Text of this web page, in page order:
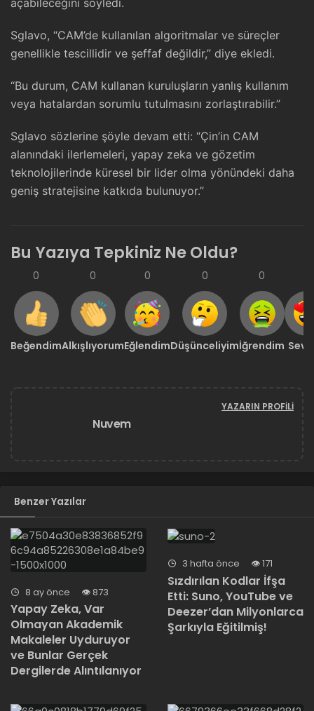
açabileceğini söyledi.
Sglavo, “CAM’de kullanılan algoritmalar ve süreçler
genellikle tescillidir ve şeffaf değildir,” diye ekledi.
“Bu durum, CAM kullanan kuruluşların yanlış kullanım
veya hatalardan sorumlu tutulmasını zorlaştırabilir.”
Sglavo sözlerine şöyle devam etti: “Çin’in CAM
alanındaki ilerlemeleri, yapay zeka ve gözetim
teknolojilerinde küresel bir lider olma yönündeki daha
geniş stratejisine katkıda bulunuyor.”
Bu Yazıya Tepkiniz Ne Oldu?
0
Beğendim
0
Alkışlıyorum
0
Eğlendim
0
Düşünceliyim
0
İğrendim
Nuvem
YAZARIN PROFILI
Benzer Yazılar
8 ay önce 873
Yapay Zeka, Var
Olmayan Akademik
Makaleler Uyduruyor
ve Bunlar Gerçek
Dergilerde Alıntılanıyor
3 hafta önce 171
Sızdırılan Kodlar İfşa
Etti: Suno, YouTube ve
Deezer’dan Milyonlarca
Şarkıyla Eğitilmiş!